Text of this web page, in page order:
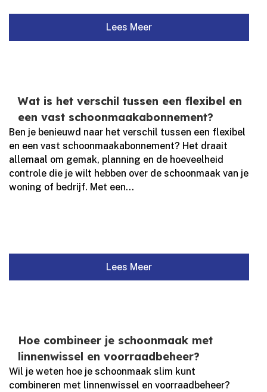
Lees Meer
Wat is het verschil tussen een flexibel en
een vast schoonmaakabonnement?
Ben je benieuwd naar het verschil tussen een flexibel
en een vast schoonmaakabonnement? Het draait
allemaal om gemak, planning en de hoeveelheid
controle die je wilt hebben over de schoonmaak van je
woning of bedrijf.​ Met een...
Lees Meer
Hoe combineer je schoonmaak met
linnenwissel en voorraadbeheer?
Wil je weten hoe je schoonmaak slim kunt
combineren met linnenwissel en voorraadbeheer?